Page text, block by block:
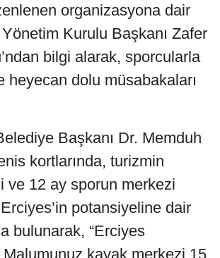
organizasyona dair
Kurulu Başkanı Zafer
bilgi alarak, sporcularla
heyecan dolu müsabakaları
Başkanı Dr. Memduh
kortlarında, turizmin
ve 12 ay sporun merkezi
potansiyeline dair
bulunarak, “Erciyes
Malumunuz kayak merkezi 15